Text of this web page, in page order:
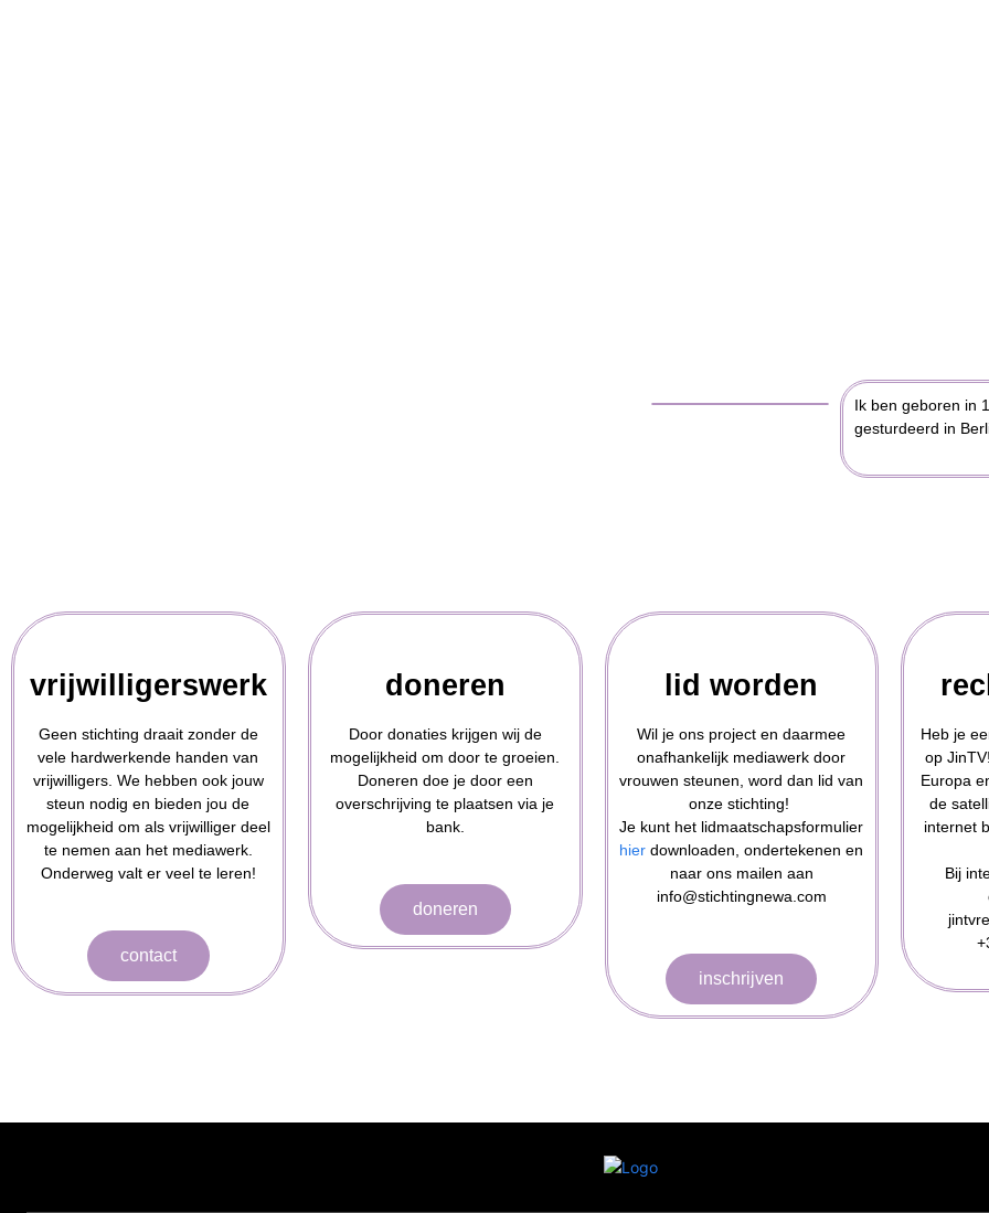
Ik ben geboren in
gesturdeerd in
vrijwilligerswerk
Geen stichting draait zonder de
vele hardwerkende handen van
vrijwilligers. We hebben ook jouw
steun nodig en bieden jou de
mogelijkheid om als vrijwilliger deel
te nemen aan het mediawerk.
Onderweg valt er veel te leren!
contact
doneren
Door donaties krijgen wij de
mogelijkheid om door te groeien.
Doneren doe je door een
overschrijving te plaatsen via je
bank.
doneren
lid worden
Wil je ons project en daarmee
onafhankelijk mediawerk door
vrouwen steunen, word dan lid van
onze stichting!
Je kunt het lidmaatschapsformulier
hier downloaden, ondertekenen en
naar ons mailen aan
info@stichtingnewa.com
inschrijven
Heb je
op
Europa
de
internet
Bij